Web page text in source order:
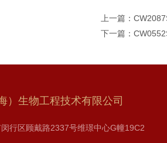
上一篇：
下一篇：
）生物工程技术有限公司
行区顾戴路2337号维璟中心G幢19C2